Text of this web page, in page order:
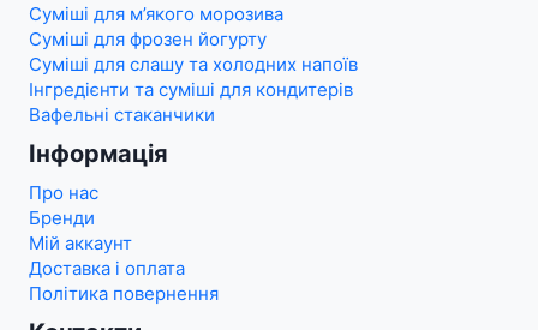
Суміші для м’якого морозива
Суміші для фрозен йогурту
Суміші для слашу та холодних напоїв
Інгредієнти та суміші для кондитерів
Вафельні стаканчики
Інформація
Про нас
Бренди
Мій аккаунт
Доставка і оплата
Політика повернення